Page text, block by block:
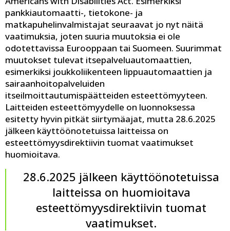
pankkiautomaatti-, tietokone- ja
matkapuhelinvalmistajat seuraavat jo nyt näitä
vaatimuksia, joten suuria muutoksia ei ole
odotettavissa Eurooppaan tai Suomeen. Suurimmat
muutokset tulevat itsepalveluautomaattien,
esimerkiksi joukkoliikenteen lippuautomaattien ja
sairaanhoitopalveluiden
itseilmoittautumispäätteiden esteettömyyteen.
Laitteiden esteettömyydelle on luonnoksessa
esitetty hyvin pitkät siirtymäajat, mutta 28.6.2025
jälkeen käyttöönotetuissa laitteissa on
esteettömyysdirektiivin tuomat vaatimukset
huomioitava.
28.6.2025 jälkeen käyttöönotetuissa
laitteissa on huomioitava
esteettömyysdirektiivin tuomat
vaatimukset.